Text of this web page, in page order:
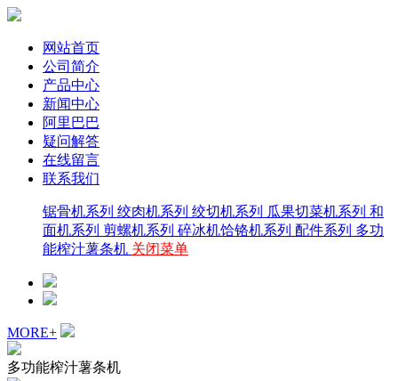
网站首页
公司简介
产品中心
新闻中心
阿里巴巴
疑问解答
在线留言
联系我们
锯骨机系列 绞肉机系列 绞切机系列 瓜果切菜机系列 和
面机系列 剪螺机系列 碎冰机饸铬机系列 配件系列 多功
能榨汁薯条机 关闭菜单
MORE+
多功能榨汁薯条机